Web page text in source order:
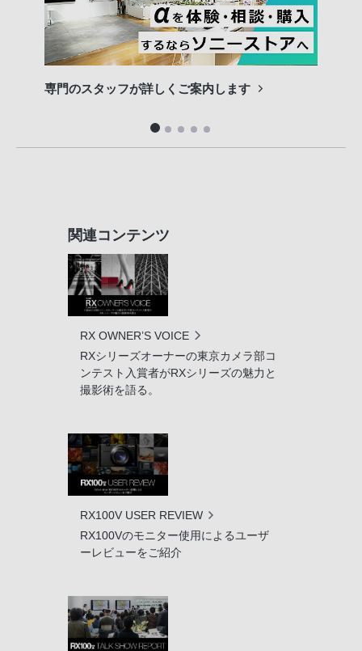
専門のスタッフが詳しくご案内します
関連コンテンツ
RX OWNER’S VOICE
RXシリーズオーナーの東京カメラ部コ
ンテスト入賞者がRXシリーズの魅力と
撮影術を語る。
RX100V USER REVIEW
RX100Vのモニター使用によるユーザ
ーレビューをご紹介